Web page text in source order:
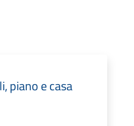
piano e casa